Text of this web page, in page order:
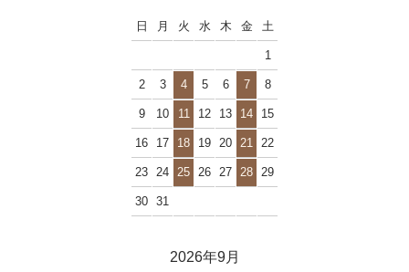
日 月 火 水 木 金 土
1
2 3 4 5 6 7 8
9 10 11 12 13 14 15
16 17 18 19 20 21 22
23 24 25 26 27 28 29
30 31
2026年9月